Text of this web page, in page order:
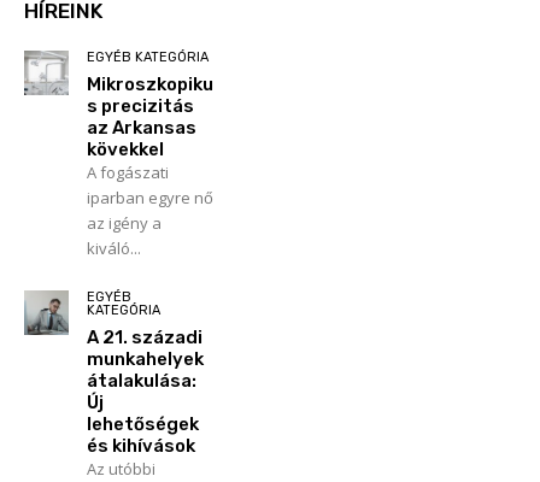
HÍREINK
EGYÉB KATEGÓRIA
Mikroszkopiku
s precizitás
az Arkansas
kövekkel
A fogászati
iparban egyre nő
az igény a
kiváló...
EGYÉB
KATEGÓRIA
A 21. századi
munkahelyek
átalakulása:
Új
lehetőségek
és kihívások
Az utóbbi